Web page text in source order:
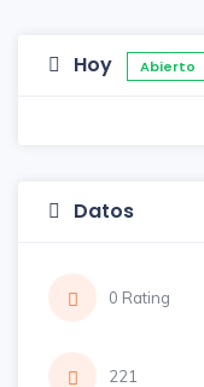
Hoy Abierto
Datos
0 Rating
221